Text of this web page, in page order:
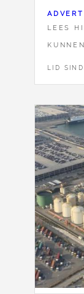
LEES
LID